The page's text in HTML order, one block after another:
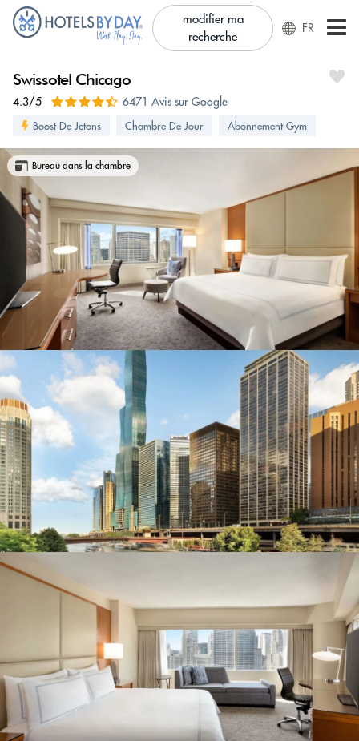
modifier ma
recherche
FR
Swissotel Chicago
4.3/5 6471 Avis sur Google
Boost De Jetons Chambre De Jour Abonnement Gym
Bureau dans la chambre